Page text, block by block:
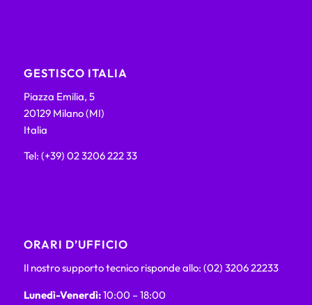
GESTISCO ITALIA
Piazza Emilia, 5
20129 Milano (MI)
Italia
Tel: (+39) 02 3206 222 33
ORARI D’UFFICIO
Il nostro supporto tecnico risponde allo: (02) 3206 22233
Lunedì-Venerdì:10:00 – 18:00